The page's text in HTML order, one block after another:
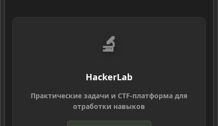
🔬
HackerLab
Практические задачи и CTF-платформа для
отработки навыков